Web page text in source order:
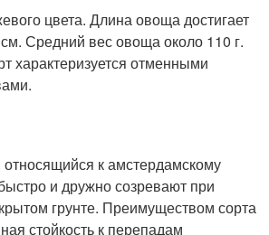
цвета. Длина овоща достигает
Средний вес овоща около 110 г.
характеризуется отменными
к амстердамскому
и дружно созревают при
грунте. Преимуществом сорта
стойкость к перепадам